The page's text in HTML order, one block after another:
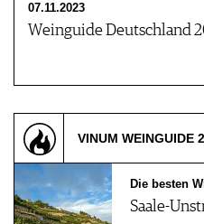
07.11.2023
Weinguide Deutschland
VINUM WEINGUIDE
Die besten
Saale-